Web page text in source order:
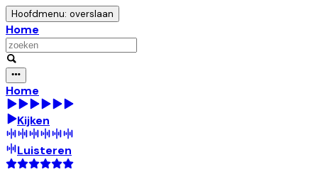
Hoofdmenu: overslaan
Home
Home
Kijken
Luisteren